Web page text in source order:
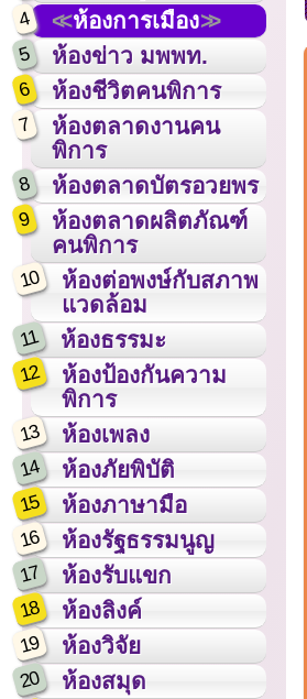
4 ห้องการเมือง
5 ห้องข่าว มพพท.
6 ห้องชีวิตคนพิการ
7
ห้องตลาดงานคน
พิการ
8 ห้องตลาดบัตรอวยพร
9
ห้องตลาดผลิตภัณฑ์
คนพิการ
10
ห้องต่อพงษ์กับสภาพ
แวดล้อม
11 ห้องธรรมะ
12
ห้องป้องกันความ
พิการ
13 ห้องเพลง
14 ห้องภัยพิบัติ
15 ห้องภาษามือ
16 ห้องรัฐธรรมนูญ
17 ห้องรับแขก
18 ห้องลิงค์
19 ห้องวิจัย
20 ห้องสมุด